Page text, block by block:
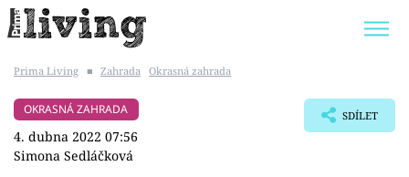
BYDLENÍ SLAVNÝCH
Prima Living ■ Zahrada Okrasná zahrada
OKRASNÁ ZAHRADA
4. dubna 2022 07:56
Simona Sedláčková
SDÍLET